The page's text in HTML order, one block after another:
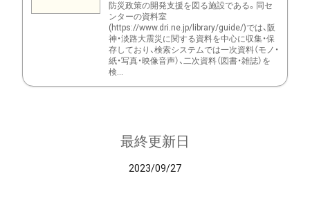
防災政策の開発支援を図る施設である。同セ
ンターの資料室
(https://www.dri.ne.jp/library/guide/)では、阪
神・淡路大震災に関する資料を中心に収集・保
存しており、検索システムでは一次資料（モノ・
紙・写真・映像音声）、二次資料（図書・雑誌）を
検...
最終更新日
2023/09/27